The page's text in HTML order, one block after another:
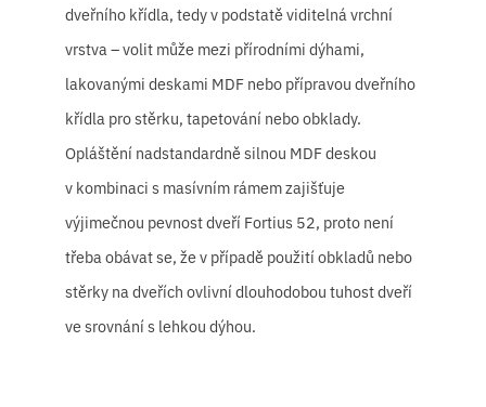
dveřního křídla, tedy v podstatě viditelná vrchní
vrstva – volit může mezi přírodními dýhami,
lakovanými deskami MDF nebo přípravou dveřního
křídla pro stěrku, tapetování nebo obklady.
Opláštění nadstandardně silnou MDF deskou
v kombinaci s masívním rámem zajišťuje
výjimečnou pevnost dveří Fortius 52, proto není
třeba obávat se, že v případě použití obkladů nebo
stěrky na dveřích ovlivní dlouhodobou tuhost dveří
ve srovnání s lehkou dýhou.